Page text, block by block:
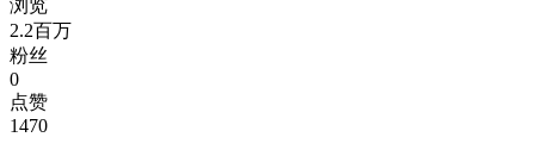
浏览
2.2百万
粉丝
0
点赞
1470